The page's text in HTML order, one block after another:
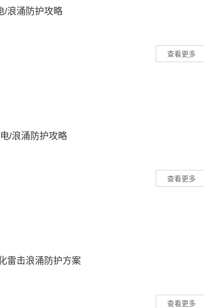
/浪涌防护攻略
查看更多
/浪涌防护攻略
查看更多
雷击浪涌防护方案
查看更多